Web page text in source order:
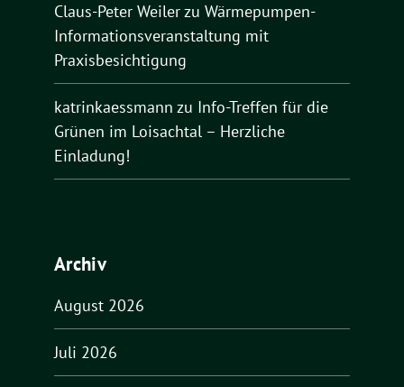
Claus-Peter Weilerzu Wärmepumpen-
Informationsveranstaltung mit
Praxisbesichtigung
katrinkaessmann zu Info-Treffen für die
Grünen im Loisachtal – Herzliche
Einladung!
Archiv
August 2026
Juli 2026